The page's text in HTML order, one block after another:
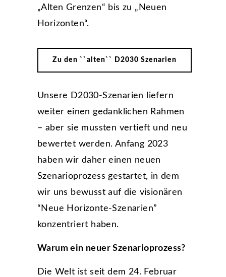
„Alten Grenzen“ bis zu „Neuen
Horizonten“.
Zu den ``alten`` D2030 Szenarien
Unsere D2030-Szenarien liefern
weiter einen gedanklichen Rahmen
– aber sie mussten vertieft und neu
bewertet werden. Anfang 2023
haben wir daher einen neuen
Szenarioprozess gestartet, in dem
wir uns bewusst auf die visionären
“Neue Horizonte-Szenarien”
konzentriert haben.
Warum ein neuer Szenarioprozess?
Die Welt ist seit dem 24. Februar